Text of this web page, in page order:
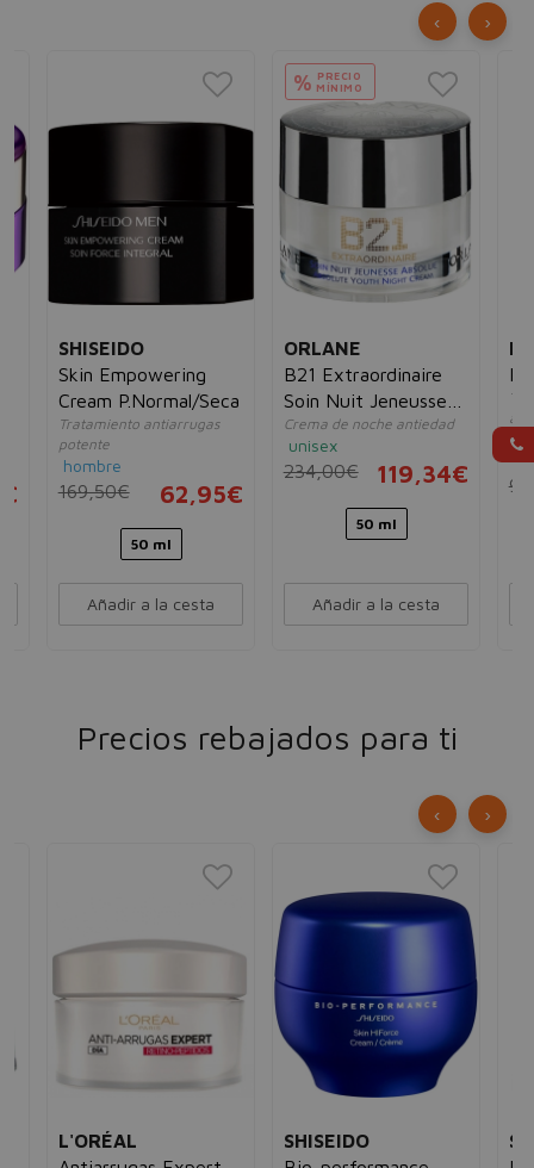
SHISEIDO
Skin Empowering
Cream P.Normal/Seca
Tratamiento antiarrugas
potente
hombre
169,50€ 62,95€
50 ml
Añadir a la cesta
% PRECIO
MÍNIMO
ORLANE
B21 Extraordinaire
Soin Nuit Jeneusse
Absolue
Crema de noche antiedad
unisex
234,00€ 119,34€
50 ml
Añadir a la cesta
piel
‹ ›
Precios rebajados para ti
L'ORÉAL
SHISEIDO
‹ ›